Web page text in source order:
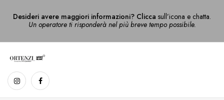
Desideri avere maggiori informazioni? Clicca sull’icona e chatta.
Un operatore ti risponderà nel più breve tempo possibile.